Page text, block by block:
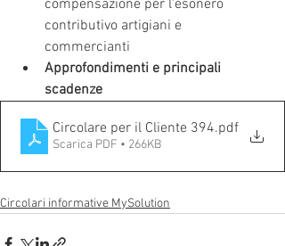
compensazione per l'esonero
contributivo artigiani e
commercianti
Approfondimenti e principali
scadenze
Circolare per il Cliente 394.pdf
Scarica PDF • 266KB
Circolari informative MySolution